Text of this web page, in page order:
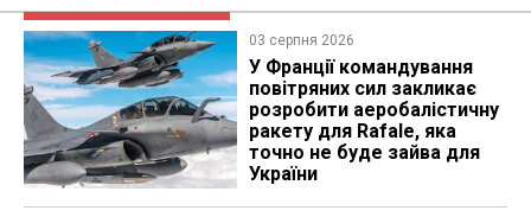
03 серпня 2026
У Франції командування
повітряних сил закликає
розробити аеробалістичну
ракету для Rafale, яка
точно не буде зайва для
України